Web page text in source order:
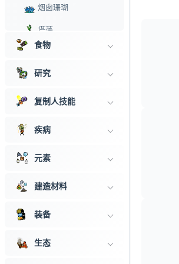
烟囱珊瑚
塔藻
试验体52B
诱人荆棘
静杯花
漫殖藤主干
安宁芷
食物
研究
复制人技能
疾病
元素
建造材料
装备
生态